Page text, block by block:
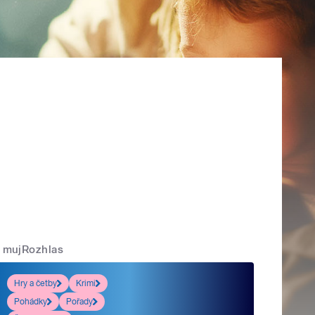
mujRozhlas
Hry a četby
Krimi
Pohádky
Pořady